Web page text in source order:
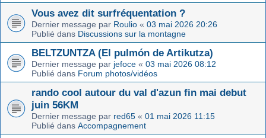
Vous avez dit surfréquentation ?
Dernier message par Roulio « 03 mai 2026 20:26
Publié dans Discussions sur la montagne
BELTZUNTZA (El pulmón de Artikutza)
Dernier message par jefoce « 03 mai 2026 08:12
Publié dans Forum photos/vidéos
rando cool autour du val d'azun fin mai debut
juin 56KM
Dernier message par red65 « 01 mai 2026 11:15
Publié dans Accompagnement